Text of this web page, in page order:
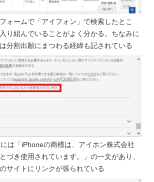
ォームで「アイフォン」で検索したとこ
り組んでいることがよく分かる。ちなみに
分割出願にまつわる経緯も記されている
は「iPhoneの商標は、アイホン株式会社
づき使用されています。」の一文があり、
サイトにリンクが張られている